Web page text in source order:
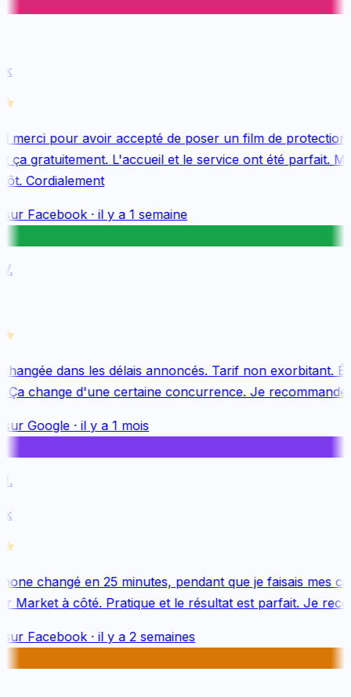
merci pour avoir accepté de poser un film de protection
ça gratuitement. L'accueil et le service ont été parfait.
Cordialement
Facebook· il y a 1 semaine
dans les délais annoncés. Tarif non exorbitant.
change d'une certaine concurrence. Je recommande
Google· il y a 1 mois
changé en 25 minutes, pendant que je faisais mes
Market à côté. Pratique et le résultat est parfait. Je
Facebook· il y a 2 semaines